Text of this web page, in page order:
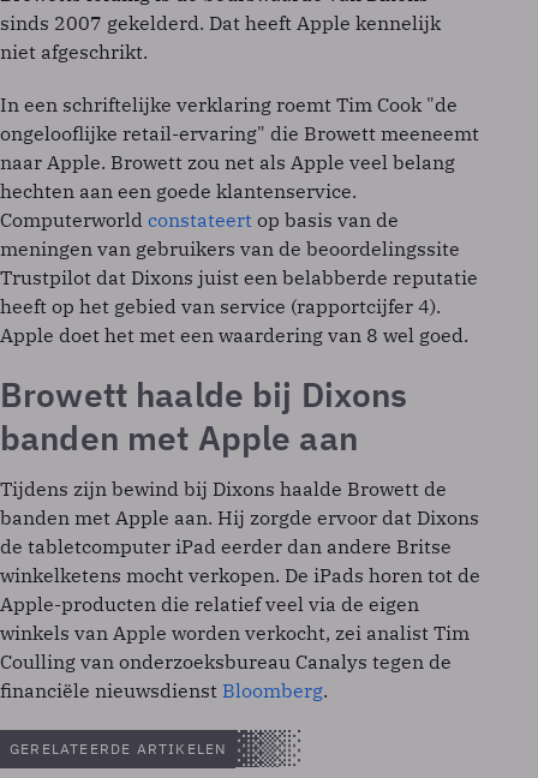
sinds 2007 gekelderd. Dat heeft Apple kennelijk
niet afgeschrikt.
In een schriftelijke verklaring roemt Tim Cook "de
ongelooflijke retail-ervaring" die Browett meeneemt
naar Apple. Browett zou net als Apple veel belang
hechten aan een goede klantenservice.
Computerworld constateert op basis van de
meningen van gebruikers van de beoordelingssite
Trustpilot dat Dixons juist een belabberde reputatie
heeft op het gebied van service (rapportcijfer 4).
Apple doet het met een waardering van 8 wel goed.
Browett haalde bij Dixons
banden met Apple aan
Tijdens zijn bewind bij Dixons haalde Browett de
banden met Apple aan. Hij zorgde ervoor dat Dixons
de tabletcomputer iPad eerder dan andere Britse
winkelketens mocht verkopen. De iPads horen tot de
Apple-producten die relatief veel via de eigen
winkels van Apple worden verkocht, zei analist Tim
Coulling van onderzoeksbureau Canalys tegen de
financiële nieuwsdienst Bloomberg.
GERELATEERDE ARTIKELEN